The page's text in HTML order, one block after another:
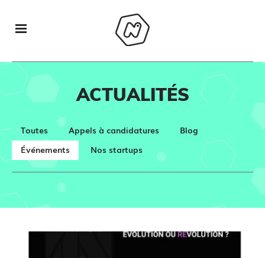
ACTUALITÉS
Toutes Appels à candidatures
Blog
Événements
Nos startups